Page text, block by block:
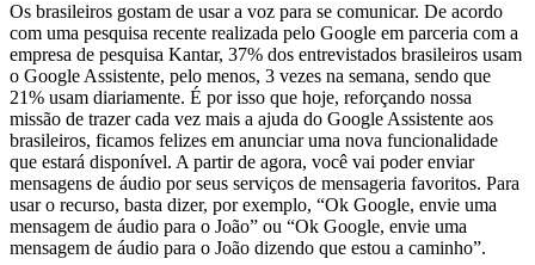
Os brasileiros gostam de usar a voz para se comunicar. De acordo
com uma pesquisa recente realizada pelo Google em parceria com a
empresa de pesquisa Kantar, 37% dos entrevistados brasileiros usam
o Google Assistente, pelo menos, 3 vezes na semana, sendo que
21% usam diariamente. É por isso que hoje, reforçando nossa
missão de trazer cada vez mais a ajuda do Google Assistente aos
brasileiros, ficamos felizes em anunciar uma nova funcionalidade
que estará disponível. A partir de agora, você vai poder enviar
mensagens de áudio por seus serviços de mensageria favoritos. Para
usar o recurso, basta dizer, por exemplo, “Ok Google, envie uma
mensagem de áudio para o João” ou “Ok Google, envie uma
mensagem de áudio para o João dizendo que estou a caminho”.